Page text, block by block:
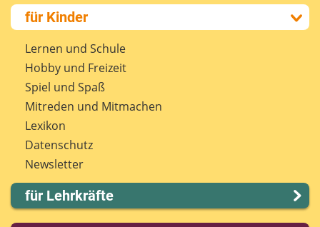
Über uns
Presse
Kontakt
Impressum
Internet-ABC Sitemap
Barrierefreiheit
Länderprojekte
für Kinder
Lernen und Schule
Hobby und Freizeit
Spiel und Spaß
Mitreden und Mitmachen
Lexikon
Datenschutz
Newsletter
für Lehrkräfte